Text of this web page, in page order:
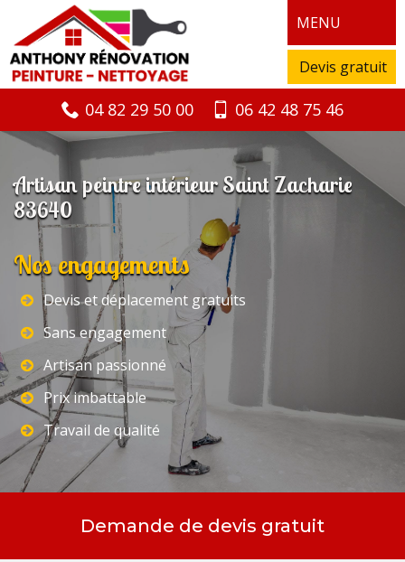
MENU
Devis gratuit
04 82 29 50 00 06 42 48 75 46
Artisan peintre intérieur Saint Zacharie
83640
Nos engagements
Devis et déplacement gratuits
Sans engagement
Artisan passionné
Prix imbattable
Travail de qualité
Demande de devis gratuit